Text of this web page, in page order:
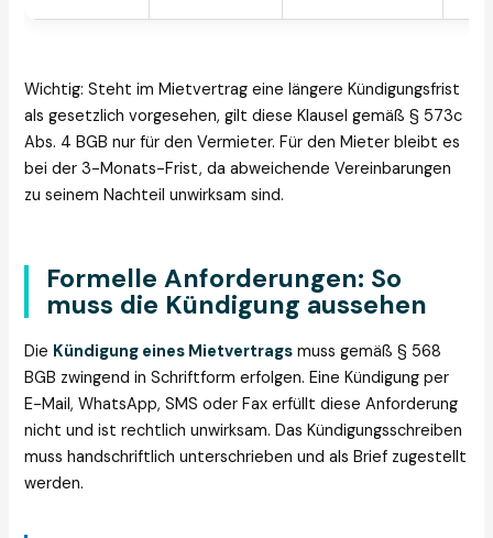
Wichtig: Steht im Mietvertrag eine längere Kündigungsfrist
als gesetzlich vorgesehen, gilt diese Klausel gemäß § 573c
Abs. 4 BGB nur für den Vermieter. Für den Mieter bleibt es
bei der 3-Monats-Frist, da abweichende Vereinbarungen
zu seinem Nachteil unwirksam sind.
Formelle Anforderungen: So
muss die Kündigung aussehen
Die Kündigung eines Mietvertrags muss gemäß § 568
BGB zwingend in Schriftform erfolgen. Eine Kündigung per
E-Mail, WhatsApp, SMS oder Fax erfüllt diese Anforderung
nicht und ist rechtlich unwirksam. Das Kündigungsschreiben
muss handschriftlich unterschrieben und als Brief zugestellt
werden.